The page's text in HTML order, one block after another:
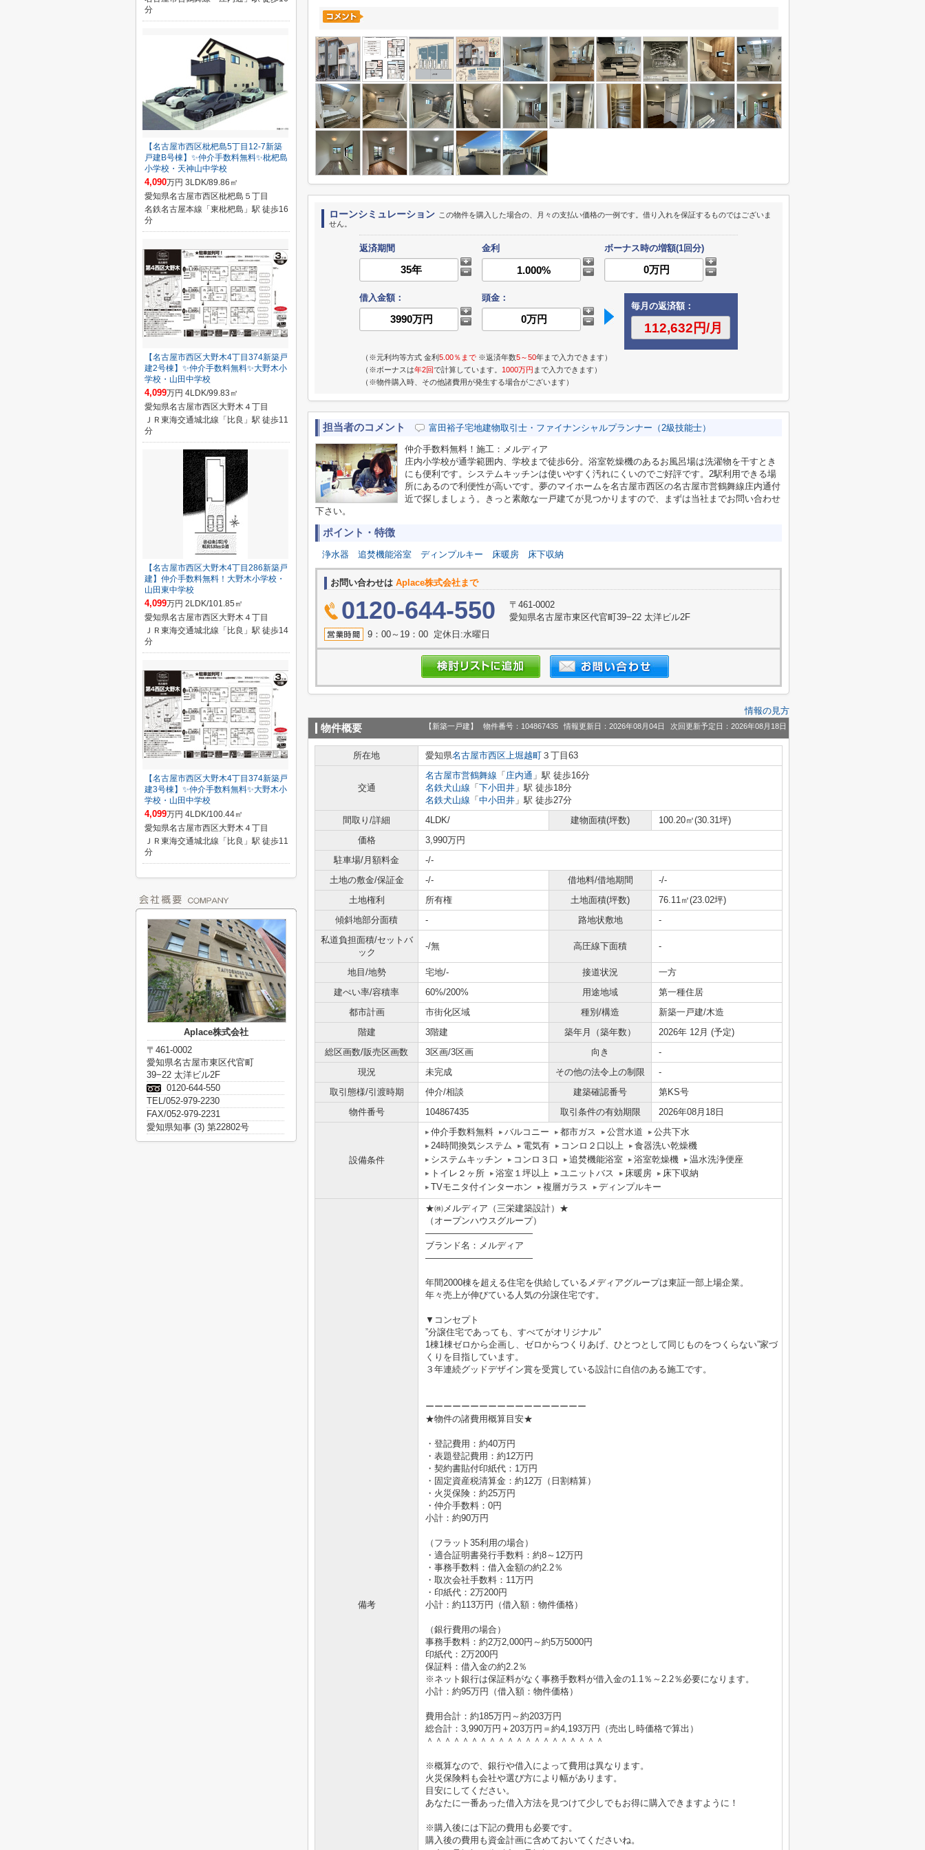
ローンシミュレーション この物件を購入した場合の、月々の支払い価格の一例です。借り入れを保証するものではございま
せん。
返済期間 金利 ボーナス時の増額(1回分)
借入金額：
頭金：
毎月の返済額：
（※元利均等方式 金利5.00％まで ※返済年数5～50年まで入力できます）
（※ボーナスは年2回で計算しています。 1000万円 まで入力できます）
（※物件購入時、その他諸費用が発生する場合がございます）
担当者のコメント 富田裕子宅地建物取引士・ファイナンシャルプランナー（2級技能士）
仲介手数料無料！施工：メルディア
庄内小学校が通学範囲内、学校まで徒歩6分。浴室乾燥機のあるお風呂場は洗濯物を干すとき
にも便利です。システムキッチンは使いやすく汚れにくいのでご好評です。2駅利用できる場
所にあるので利便性が高いです。夢のマイホームを名古屋市西区の名古屋市営鶴舞線庄内通付
近で探しましょう。きっと素敵な一戸建てが見つかりますので、まずは当社までお問い合わせ
下さい。
ポイント・特徴
浄水器 追焚機能浴室 ディンプルキー 床暖房 床下収納
お問い合わせは Aplace株式会社まで
0120-644-550
〒461-0002
愛知県名古屋市東区代官町39−22 太洋ビル2F
9：00～19：00 定休日:水曜日
情報の見方
物件概要 【新築一戸建】 物件番号：104867435 情報更新日：2026年08月04日 次回更新予定日：2026年08月18日
所在地 愛知県名古屋市西区上堀越町 ３丁目63
交通
名古屋市営鶴舞線 「 庄内通 」駅 徒歩16分
名鉄犬山線 「 下小田井 」駅 徒歩18分
名鉄犬山線 「 中小田井 」駅 徒歩27分
間取り/詳細
4LDK/ 建物面積(坪数)
100.20㎡(30.31坪)
価格
3,990万円
駐車場/月額料金
-/-
土地の敷金/保証金
-/- 借地料/借地期間
-/-
土地権利
所有権 土地面積(坪数)
76.11㎡(23.02坪)
傾斜地部分面積
- 路地状敷地
-
私道負担面積/セットバ
ック
-/無 高圧線下面積 -
地目/地勢 宅地/- 接道状況
一方
建ぺい率/容積率
60%/200% 用途地域
第一種住居
都市計画
市街化区域 種別/構造
新築一戸建/木造
階建
3階建 築年月（築年数）
2026年 12月 (予定)
総区画数/販売区画数
3区画/3区画 向き
-
現況
未完成 その他の法令上の制限
-
取引態様/引渡時期
仲介/相談 建築確認番号
第KS号
物件番号
104867435 取引条件の有効期限 2026年08月18日
設備条件
仲介手数料無料 バルコニー 都市ガス 公営水道
公共下水
24時間換気システム
電気有 コンロ２口以上
食器洗い乾燥機
システムキッチン
コンロ３口 追焚機能浴室 浴室乾燥機
温水洗浄便座
トイレ２ヶ所
浴室１坪以上 ユニットバス 床暖房
床下収納
TVモニタ付インターホン
複層ガラス ディンプルキー
備考
★㈱メルディア（三栄建築設計）★
（オープンハウスグループ）
――――――――――――
ブランド名：メルディア
――――――――――――
年間2000棟を超える住宅を供給しているメディアグループは東証一部上場企業。
年々売上が伸びている人気の分譲住宅です。
▼コンセプト
”分譲住宅であっても、すべてがオリジナル”
1棟1棟ゼロから企画し、ゼロからつくりあげ、ひとつとして同じものをつくらない”家づ
くりを目指しています。
３年連続グッドデザイン賞を受賞している設計に自信のある施工です。
ーーーーーーーーーーーーーーーーーー
★物件の諸費用概算目安★
・登記費用：約40万円
・表題登記費用：約12万円
・契約書貼付印紙代：1万円
・固定資産税清算金：約12万（日割精算）
・火災保険：約25万円
・仲介手数料：0円
小計：約90万円
（フラット35利用の場合）
・適合証明書発行手数料：約8～12万円
・事務手数料：借入金額の約2.2％
・取次会社手数料：11万円
・印紙代：2万200円
小計：約113万円（借入額：物件価格）
（銀行費用の場合）
事務手数料：約2万2,000円～約5万5000円
印紙代：2万200円
保証料：借入金の約2.2％
※ネット銀行は保証料がなく事務手数料が借入金の1.1％～2.2％必要になります。
小計：約95万円（借入額：物件価格）
費用合計：約185万円～約203万円
総合計：3,990万円＋203万円＝約4,193万円（売出し時価格で算出）
＾＾＾＾＾＾＾＾＾＾＾＾＾＾＾＾＾＾＾＾
※概算なので、銀行や借入によって費用は異なります。
火災保険料も会社や選び方により幅があります。
目安にしてください。
あなたに一番あった借入方法を見つけて少しでもお得に購入できますように！
※購入後には下記の費用も必要です。
購入後の費用も資金計画に含めておいてくださいね。
分
【名古屋市西区枇杷島5丁目12-7新築
戸建B号棟】✨️仲介手数料無料✨️枇杷島
小学校・天神山中学校
4,090万円 3LDK/89.86㎡
愛知県名古屋市西区枇杷島５丁目
名鉄名古屋本線「東枇杷島」駅 徒歩16
分
【名古屋市西区大野木4丁目374新築戸
建2号棟】✨️仲介手数料無料✨️大野木小
学校・山田中学校
4,099万円 4LDK/99.83㎡
愛知県名古屋市西区大野木４丁目
ＪＲ東海交通城北線「比良」駅 徒歩11
分
【名古屋市西区大野木4丁目286新築戸
建】仲介手数料無料！大野木小学校・
山田東中学校
4,099万円 2LDK/101.85㎡
愛知県名古屋市西区大野木４丁目
ＪＲ東海交通城北線「比良」駅 徒歩14
分
【名古屋市西区大野木4丁目374新築戸
建3号棟】✨️仲介手数料無料✨️大野木小
学校・山田中学校
4,099万円 4LDK/100.44㎡
愛知県名古屋市西区大野木４丁目
ＪＲ東海交通城北線「比良」駅 徒歩11
分
Aplace株式会社
〒461-0002
愛知県名古屋市東区代官町
39−22 太洋ビル2F
0120-644-550
TEL/052-979-2230
FAX/052-979-2231
愛知県知事 (3) 第22802号